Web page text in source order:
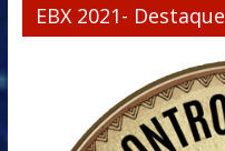
EBX 2021- Destaque